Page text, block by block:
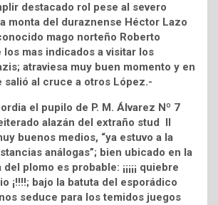
destacado rol pese al severo
monta del duraznense Héctor Lazo
mago norteño Roberto
los mas indicados a visitar los
atraviesa muy buen momento y en
salió al cruce a otros López.-
el pupilo de P. M. Álvarez Nº 7
alazán del extraño stud ll
buenos medios, “ya estuvo a la
análogas”; bien ubicado en la
plomo es probable: ¡¡¡¡¡ quiebre
¡!!!!; bajo la batuta del esporádico
seduce para los temidos juegos